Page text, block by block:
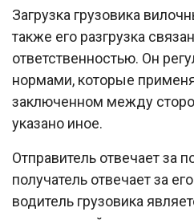
Загрузка грузовика
также его разгрузка
ответственностью. Он
нормами, которые
заключенном между
указано иное.
Отправитель отвечает за
получатель отвечает за
водитель грузовика